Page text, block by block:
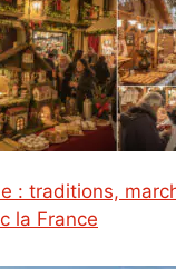
la France